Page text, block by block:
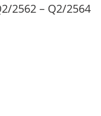
2562 – Q2/2564